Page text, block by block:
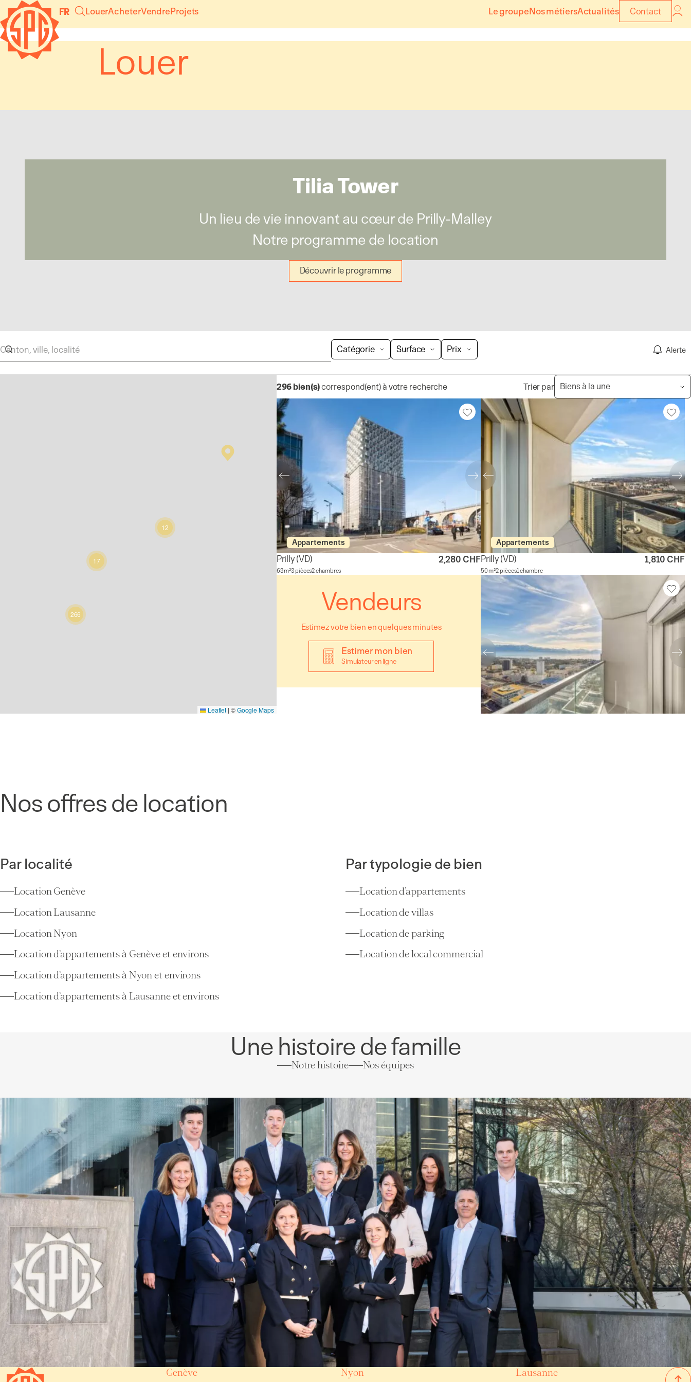
Panneau de gestion des cookies
FR LouerAcheterVendreProjets Le groupeNos métiersActualités Contact
Louer
Tilia Tower
Un lieu de vie innovant au cœur de Prilly-Malley
Notre programme de location
Découvrir le programme
Catégorie Surface Prix Alerte
296bien(s)correspond(ent) à votre recherche Trier par
Appartements
Prilly(VD)
63 m²3 pièces2 chambres
2,280 CHF
Appartements
Prilly(VD)
50 m²2 pièces1 chambre
1,810 CHF
Vendeurs
Estimez votre bien en quelques minutes
Estimer mon bien
Simulateur en ligne
4 pièces2 chambres 5 pièces3 chambres
Villas/Chalets Sélection Luxe
Lutry(VD)
179 m²6 pièces
7,950 CHF
Villas/Chalets
Renens VD (VD)
150 m² 5 pièces 4 chambres
4,800 CHF
17
266
12
Leaflet | ©Google Maps
Nos offres de location
Par localité
Location Genève
Location Lausanne
Location Nyon
Location d’appartements à Genève et environs
Location d’appartements à Nyon et environs
Location d’appartements à Lausanne et environs
Par typologie de bien
Location d’appartements
Location de villas
Location de parking
Location de local commercial
Une histoire de famille
Notre histoire Nos équipes
Genève Nyon Lausanne